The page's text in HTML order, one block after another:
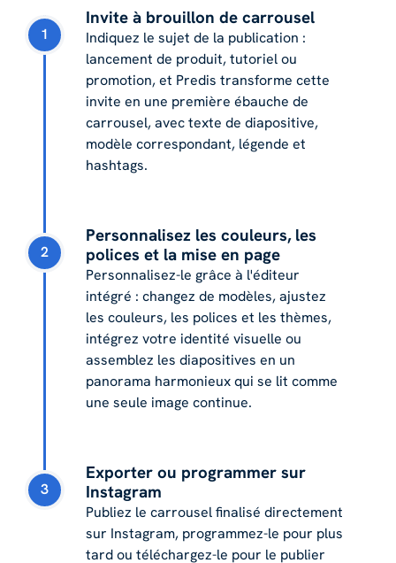
1
Invite à brouillon de carrousel
Indiquez le sujet de la publication :
lancement de produit, tutoriel ou
promotion, et Predis transforme cette
invite en une première ébauche de
carrousel, avec texte de diapositive,
modèle correspondant, légende et
hashtags.
2
Personnalisez les couleurs, les
polices et la mise en page
Personnalisez-le grâce à l'éditeur
intégré : changez de modèles, ajustez
les couleurs, les polices et les thèmes,
intégrez votre identité visuelle ou
assemblez les diapositives en un
panorama harmonieux qui se lit comme
une seule image continue.
3
Exporter ou programmer sur
Instagram
Publiez le carrousel finalisé directement
sur Instagram, programmez-le pour plus
tard ou téléchargez-le pour le publier